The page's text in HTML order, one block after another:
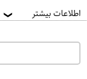
اطلاعات بیشتر ❯